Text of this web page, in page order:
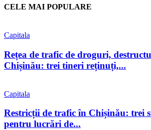
CELE MAI POPULARE
Capitala
Rețea de trafic de droguri,
Chișinău: trei tineri reținuți,...
Capitala
Restricții de trafic în Chișinău: trei
pentru lucrări de...